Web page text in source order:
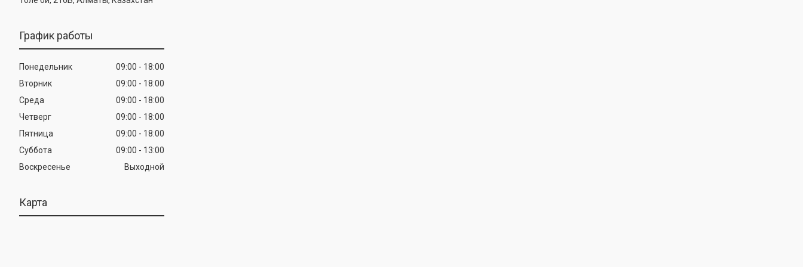
График работы
Понедельник 09:00
18:00
Вторник
09:00
18:00
Среда
09:00
18:00
Четверг
09:00
18:00
Пятница
09:00
18:00
Суббота
09:00
13:00
Воскресенье
Выходной
Карта